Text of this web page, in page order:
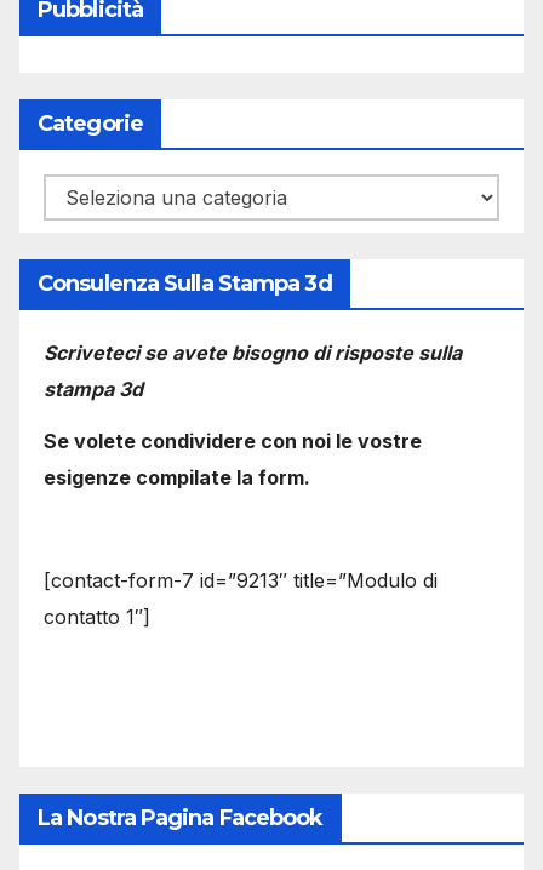
Pubblicità
Categorie
Categorie
Consulenza Sulla Stampa 3d
Scriveteci se avete bisogno di risposte sulla
stampa 3d
Se volete condividere con noi le vostre
esigenze compilate la form.
[contact-form-7 id=”9213″ title=”Modulo di
contatto 1″]
La Nostra Pagina Facebook